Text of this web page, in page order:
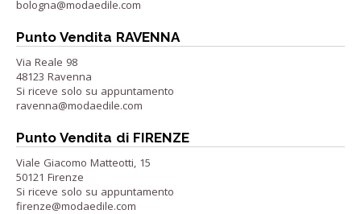
bologna@modaedile.com
Punto Vendita RAVENNA
Via Reale 98
48123 Ravenna
Si riceve solo su appuntamento
ravenna@modaedile.com
Punto Vendita di FIRENZE
Viale Giacomo Matteotti, 15
50121 Firenze
Si riceve solo su appuntamento
firenze@modaedile.com